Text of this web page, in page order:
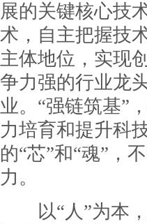
展的关键核心技
术，自主把握技
主体地位，实现
争力强的行业龙
业。“强链筑基”
力培育和提升科
的“芯”和“魂”，
力。
以“人”为本，